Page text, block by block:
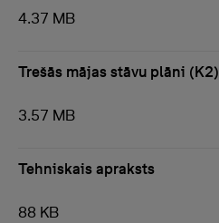
4.37 MB
Trešās mājas stāvu plāni (K2)
3.57 MB
Tehniskais apraksts
88 KB